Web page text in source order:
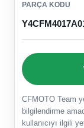
PARÇA KODU
CFMOTO Team
bilgilendirme
kullanıcıyı ilgili